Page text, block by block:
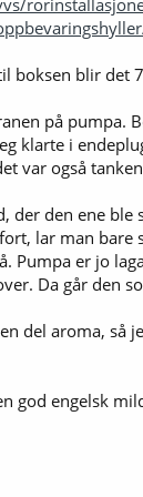
boksen blir det
på pumpa.
klarte i
var også
der den ene
lar man
Pumpa er jo
Da går den
del aroma, så
god engelsk